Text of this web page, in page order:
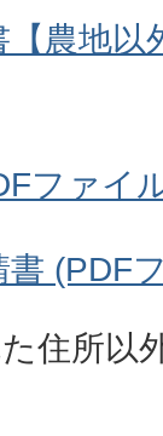
農地
ファイ
書 (PDF
住所以